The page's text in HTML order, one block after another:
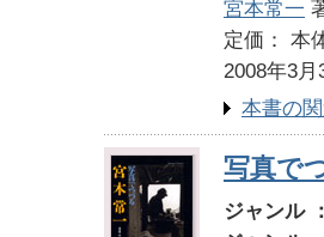
宮本常一
定価：
2008年3月
本書の
写真で
ジャンル